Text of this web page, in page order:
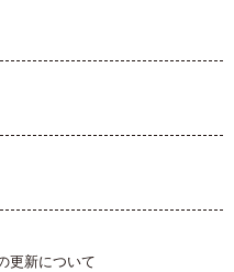
更新について